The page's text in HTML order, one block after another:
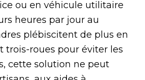
ou en véhicule utilitaire
heures par jour au
plébiscitent de plus en
trois-roues pour éviter les
cette solution ne peut